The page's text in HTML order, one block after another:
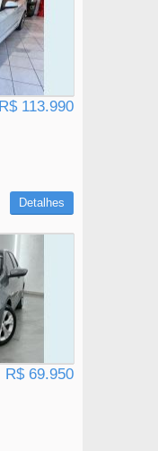
R$ 113.990
Detalhes
R$ 69.950